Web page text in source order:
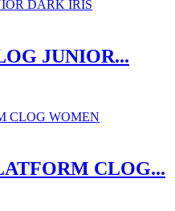
JUNIOR...
CLOG...